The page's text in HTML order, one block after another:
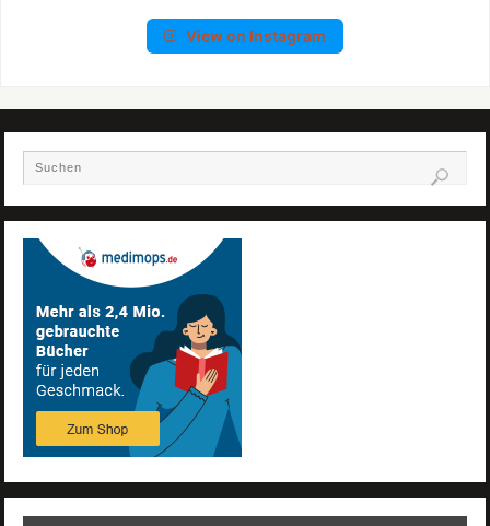
View on Instagram